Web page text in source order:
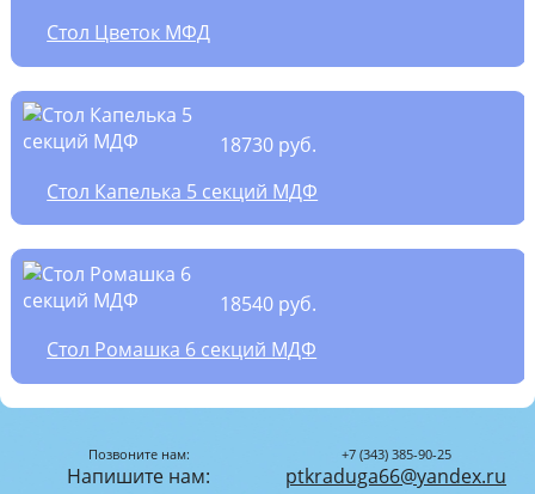
Стол Цветок МФД
18730 руб.
Стол Капелька 5 секций МДФ
18540 руб.
Стол Ромашка 6 секций МДФ
Позвоните нам:
Напишите нам:
+7 (343) 385-90-25
ptkraduga66@yandex.ru